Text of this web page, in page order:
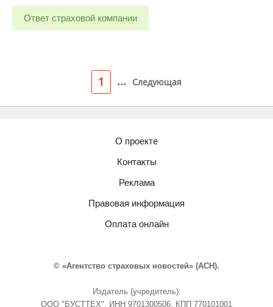
Ответ страховой компании
1 ... Следующая
О проекте
Контакты
Реклама
Правовая информация
Оплата онлайн
© «Агентство страховых новостей» (АСН).
Издатель (учредитель):
ООО "БУСТТЕХ". ИНН 9701300506, КПП 770101001